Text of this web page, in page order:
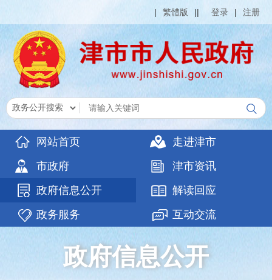
| 繁體版 || 登录 | 注册
网站首页
走进津市
市政府
津市资讯
政府信息公开
解读回应
政务服务
互动交流
政府信息公开